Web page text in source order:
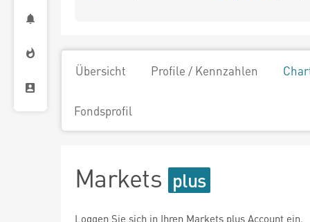
Übersicht Profile / Kennzahlen
Fondsprofil
Markets
Loggen Sie sich in Ihren Markets plus Account ein.